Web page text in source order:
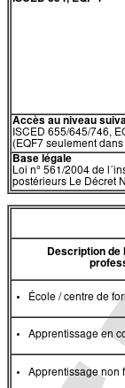
Accès au niveau
ISCED 655/645/746,
(EQF7 seulement
Base légale
​​Loi n° 561/2004 de
postérieurs Le Décret
Description de
École / centre de
Apprentissage en
Apprentissage non